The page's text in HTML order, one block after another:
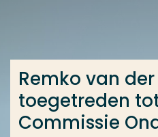
... > Remko van der
Remko van
toegetreden
Commissie
Veel gezocht
Opleiding